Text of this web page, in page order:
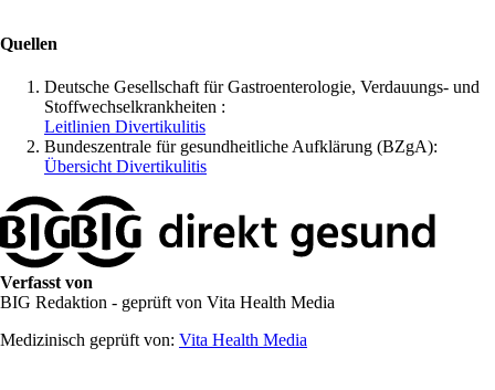
Quellen
Deutsche Gesellschaft für Gastroenterologie, Verdauungs- und
Stoffwechselkrankheiten :
Leitlinien Divertikulitis
Bundeszentrale für gesundheitliche Aufklärung (BZgA):
Übersicht Divertikulitis
Verfasst von
BIG Redaktion - geprüft von Vita Health Media
Medizinisch geprüft von: Vita Health Media